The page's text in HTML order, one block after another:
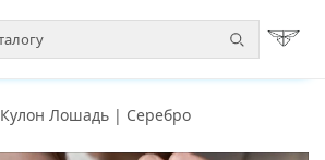
Кулон Лошадь | Серебро